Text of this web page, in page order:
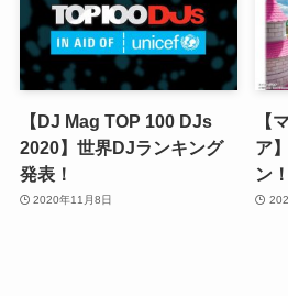
【DJ Mag TOP 100 DJs
2020】世界DJランキング
発表！
2020年11月8日
【
ア
ン！